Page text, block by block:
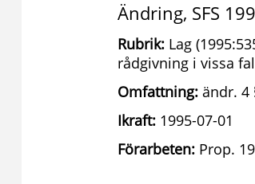
Ändring, SFS
Rubrik: Lag
rådgivning i vissa
Omfattning: ändr. 4
Ikraft: 1995-07-01
Förarbeten: Prop.